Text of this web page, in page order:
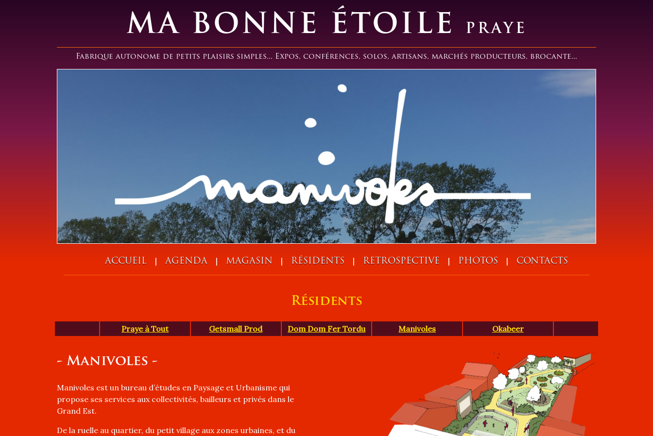
MA BONNE ÉTOILE PRAYE
Fabrique autonome de petits plaisirs simples... Expos, conférences, solos, artisans, marchés producteurs, brocante...
ACCUEIL | AGENDA | MAGASIN | RÉSIDENTS | RETROSPECTIVE | PHOTOS | CONTACTS
Résidents
Praye à Tout Getsmall Prod Dom Dom Fer Tordu Manivoles Okabeer
- Manivoles -
Manivoles est un bureau d’études en Paysage et Urbanisme qui
propose ses services aux collectivités, bailleurs et privés dans le
Grand Est.
De la ruelle au quartier, du petit village aux zones urbaines, et du